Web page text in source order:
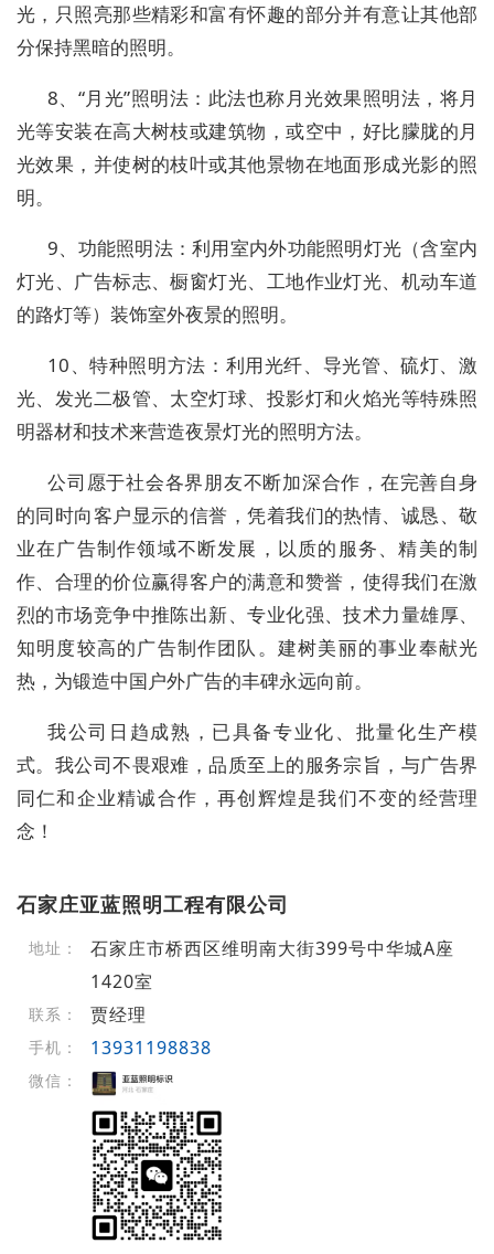
光，只照亮那些精彩和富有怀趣的部分并有意让其他部
分保持黑暗的照明。
8、“月光”照明法：此法也称月光效果照明法，将月
光等安装在高大树枝或建筑物，或空中，好比朦胧的月
光效果，并使树的枝叶或其他景物在地面形成光影的照
明。
9、功能照明法：利用室内外功能照明灯光（含室内
灯光、广告标志、橱窗灯光、工地作业灯光、机动车道
的路灯等）装饰室外夜景的照明。
10、特种照明方法：利用光纤、导光管、硫灯、激
光、发光二极管、太空灯球、投影灯和火焰光等特殊照
明器材和技术来营造夜景灯光的照明方法。
公司愿于社会各界朋友不断加深合作，在完善自身
的同时向客户显示的信誉，凭着我们的热情、诚恳、敬
业在广告制作领域不断发展，以质的服务、精美的制
作、合理的价位赢得客户的满意和赞誉，使得我们在激
烈的市场竞争中推陈出新、专业化强、技术力量雄厚、
知明度较高的广告制作团队。建树美丽的事业奉献光
热，为锻造中国户外广告的丰碑永远向前。
我公司日趋成熟，已具备专业化、批量化生产模
式。我公司不畏艰难，品质至上的服务宗旨，与广告界
同仁和企业精诚合作，再创辉煌是我们不变的经营理
念！
石家庄亚蓝照明工程有限公司
地址：
石家庄市桥西区维明南大街399号中华城A座
1420室
联系： 贾经理
手机： 13931198838
微信：